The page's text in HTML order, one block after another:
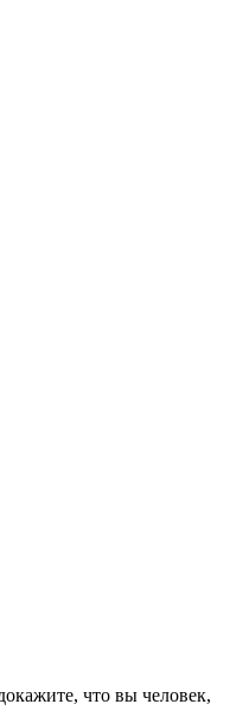
что вы человек,